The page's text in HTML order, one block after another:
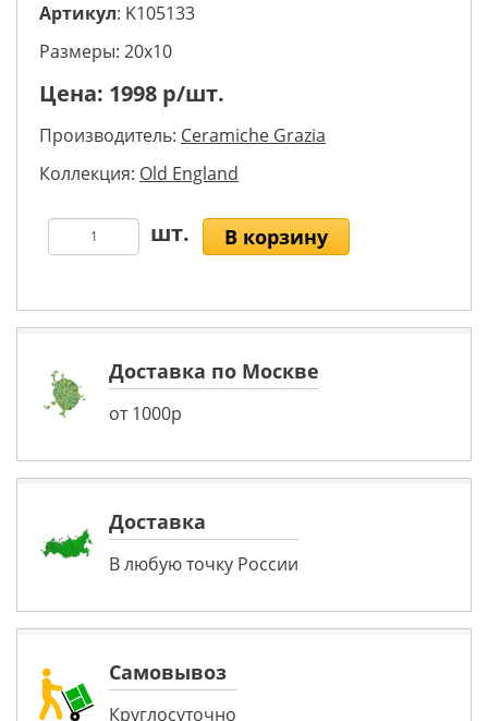
Артикул: K105133
Размеры: 20х10
Цена: 1998 р/шт.
Производитель: Ceramiche Grazia
Коллекция: Old England
В корзину
Доставка по Москве
от 1000р
Доставка
В любую точку России
Самовывоз
Круглосуточно